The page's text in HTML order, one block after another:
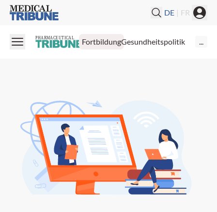
Medical Tribune DE | FR
PHARMACEUTICAL FortbildungGesundheitspolitik ...